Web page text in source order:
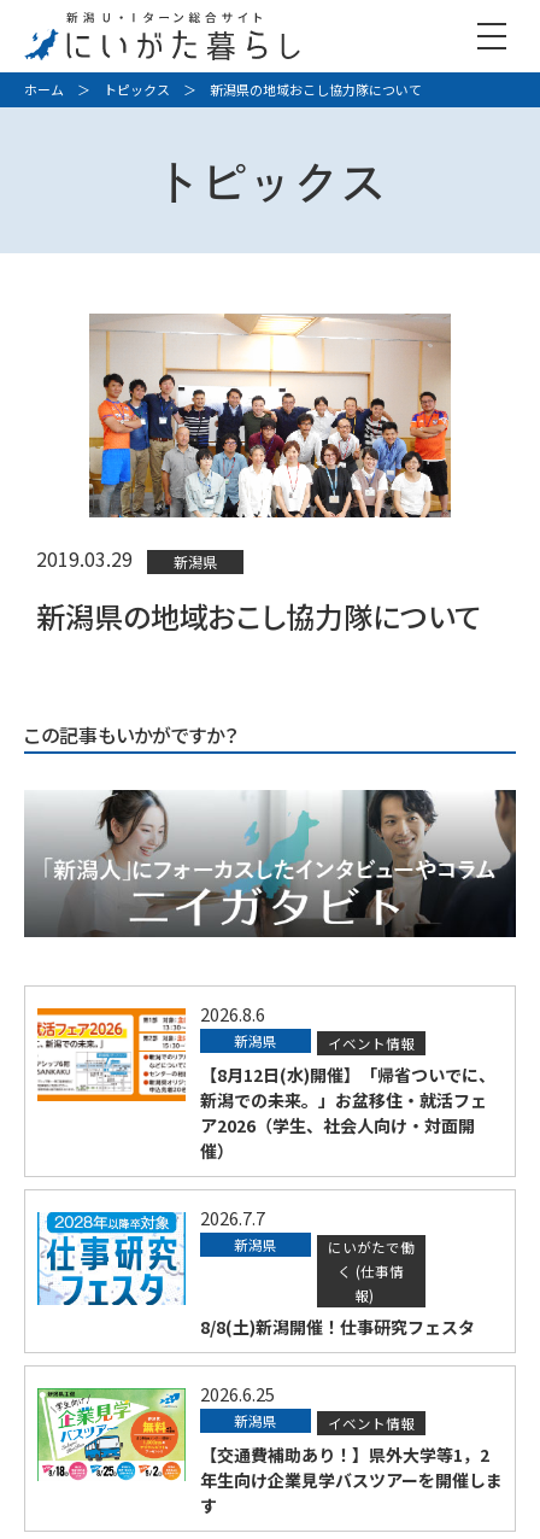
ホーム ＞ トピックス ＞ 新潟県の地域おこし協力隊について
トピックス
2019.03.29 新潟県
新潟県の地域おこし協力隊について
この記事もいかがですか？
2026.8.6
新潟県 イベント情報
【8月12日(水)開催】「帰省ついでに、
新潟での未来。」お盆移住・就活フェ
ア2026（学生、社会人向け・対面開
催）
2026.7.7
新潟県
にいがたで働
く (仕事情
報)
8/8(土)新潟開催！仕事研究フェスタ
2026.6.25
新潟県 イベント情報
【交通費補助あり！】県外大学等1，2
年生向け企業見学バスツアーを開催しま
す